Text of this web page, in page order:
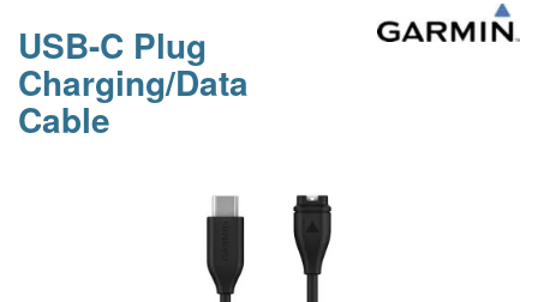
USB-C Plug
Charging/Data
Cable